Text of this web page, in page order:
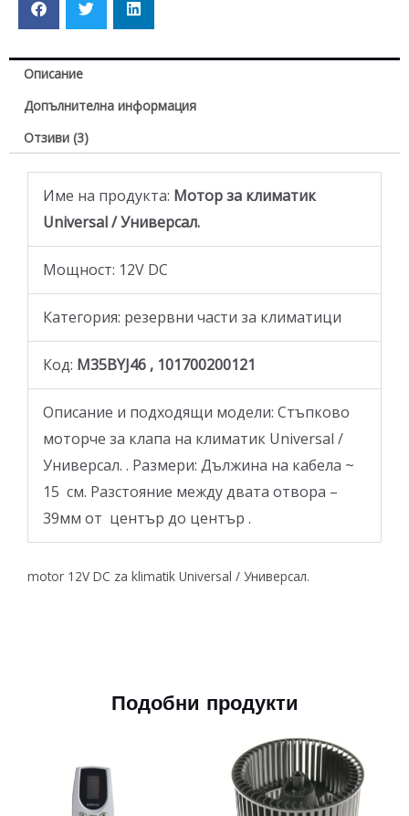
Описание
Допълнителна информация
Отзиви (3)
Име на продукта: Мотор за климатик
Universal / Универсал.
Moщност: 12V DC
Категория: резервни части за климатици
Код: M35BYJ46 , 101700200121
Описание и подходящи модели: Стъпково
моторче за клапа на климатик Universal /
Универсал. . Размери: Дължина на кабела ~
15 см. Разстояние между двата отвора –
39мм от център до център .
motor 12V DC za klimatik Universal / Универсал.
Подобни продукти